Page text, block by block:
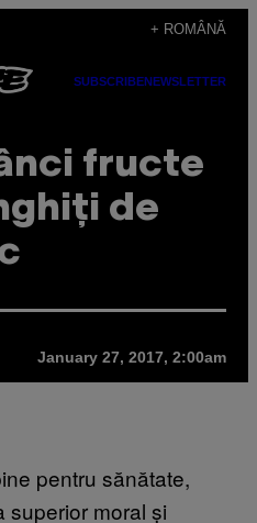
+ ROMÂNĂ
SUBSCRIBENEWSLETTER
fructe
de
January 27, 2017, 2:00am
pentru sănătate,
superior moral și